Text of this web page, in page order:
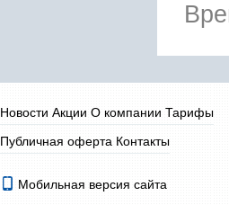
Новости Акции О компании Тарифы
Публичная оферта Контакты
Мобильная версия сайта